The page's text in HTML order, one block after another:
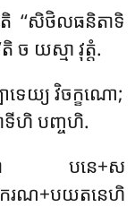
តិ ‘‘សិថិលធនិតាទិ
ច យស្មា វុត្តំ.
ទេយ្យ វិចក្ខណោ;
ាទីហិ បញ្ចហិ.
មោ បនេ+ស
ករណ+បយតនេហិ